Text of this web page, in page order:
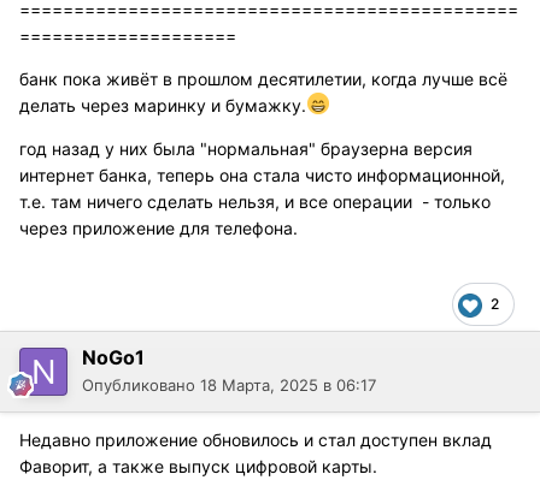
==============================================
====================
банк пока живёт в прошлом десятилетии, когда лучше всё
делать через маринку и бумажку.
год назад у них была "нормальная" браузерна версия
интернет банка, теперь она стала чисто информационной,
т.е. там ничего сделать нельзя, и все операции - только
через приложение для телефона.
2
NoGo1
Опубликовано 18 Марта, 2025 в 06:17
Недавно приложение обновилось и стал доступен вклад
Фаворит, а также выпуск цифровой карты.